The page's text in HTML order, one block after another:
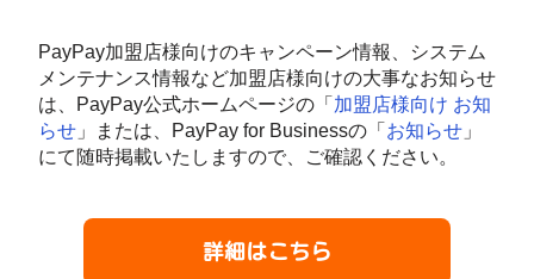
PayPay加盟店様向けのキャンペーン情報、システム
メンテナンス情報など加盟店様向けの大事なお知らせ
は、PayPay公式ホームページの「 加盟店様向け お知
らせ 」または、PayPay for Businessの「 お知らせ 」
にて随時掲載いたしますので、ご確認ください。
詳細はこちら